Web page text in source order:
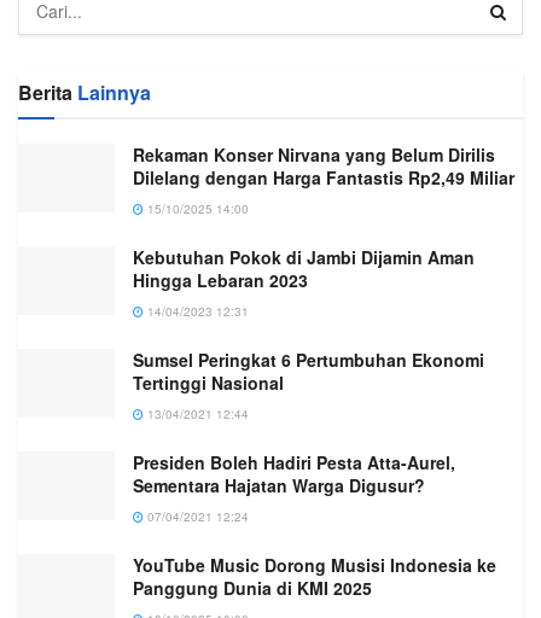
Berita Lainnya
Rekaman Konser Nirvana yang Belum Dirilis
Dilelang dengan Harga Fantastis Rp2,49 Miliar
15/10/2025 14:00
Kebutuhan Pokok di Jambi Dijamin Aman
Hingga Lebaran 2023
14/04/2023 12:31
Sumsel Peringkat 6 Pertumbuhan Ekonomi
Tertinggi Nasional
13/04/2021 12:44
Presiden Boleh Hadiri Pesta Atta-Aurel,
Sementara Hajatan Warga Digusur?
07/04/2021 12:24
YouTube Music Dorong Musisi Indonesia ke
Panggung Dunia di KMI 2025